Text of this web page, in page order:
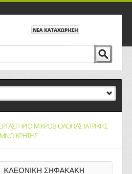
ΝΕΑ ΚΑΤΑΧΩΡΗΣΗ
ΜΙΚΡΟΒΙΟΛΟΓΙΑΣ ΙΑΤΡΙΚΗΣ
ΚΡΗΤΗΣ
ΚΛΕΟΝΙΚΗ ΣΗΦΑΚΑΚΗ